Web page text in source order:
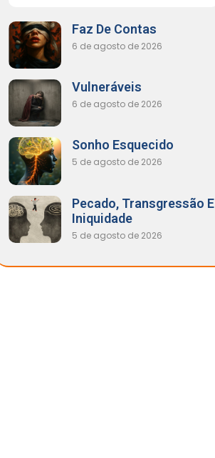
Faz De Contas
6 de agosto de 2026
Vulneráveis
6 de agosto de 2026
Sonho Esquecido
5 de agosto de 2026
Pecado, Transgressão E
Iniquidade
5 de agosto de 2026